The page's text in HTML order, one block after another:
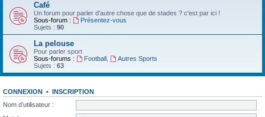
Café
Un forum pour parler d'autre chose que de stades ? c'est par ici !
Sous-forum :
Présentez-vous
Sujets : 90
La pelouse
Pour parler sport
Sous-forums :
Football,
Autres Sports
Sujets : 63
CONNEXION • INSCRIPTION
Nom d’utilisateur :